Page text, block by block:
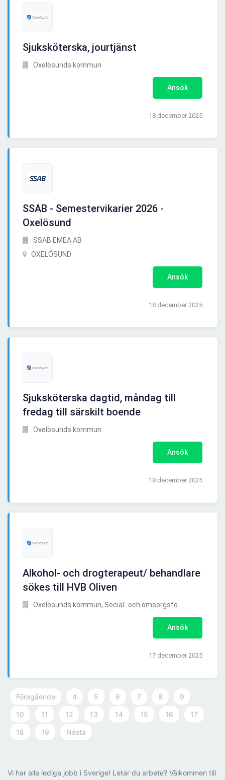
Sjuksköterska, jourtjänst
Oxelösunds kommun
Ansök
18 december 2025
SSAB - Semestervikarier 2026 -
Oxelösund
SSAB EMEA AB
OXELÖSUND
Ansök
18 december 2025
Sjuksköterska dagtid, måndag till
fredag till särskilt boende
Oxelösunds kommun
Ansök
18 december 2025
Alkohol- och drogterapeut/ behandlare
sökes till HVB Oliven
Oxelösunds kommun, Social- och omsorgsfö ..
Ansök
17 december 2025
Föregående 4 5 6 7 8 9
10 11 12 13 14 15 16 17
18 19 Nästa
Vi har alla lediga jobb i Sverige! Letar du arbete? Välkommen till